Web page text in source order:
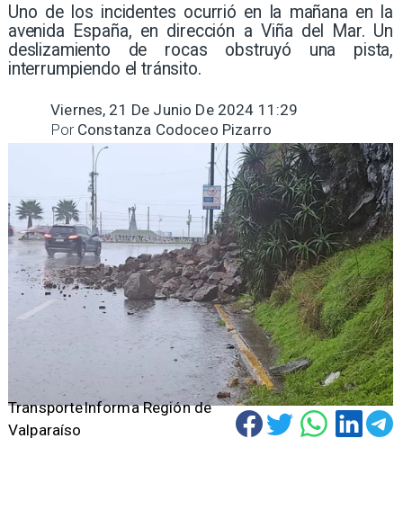
​Uno de los incidentes ocurrió en la mañana en la
avenida España, en dirección a Viña del Mar. Un
deslizamiento de rocas obstruyó una pista,
interrumpiendo el tránsito.
Viernes, 21 De Junio De 2024 11:29
Constanza Codoceo Pizarro
Por
TransporteInforma Región de
Valparaíso